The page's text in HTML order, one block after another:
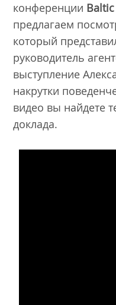
конференции
предлагаем
который
руководитель
выступление
накрутки
видео вы найдете
доклада.